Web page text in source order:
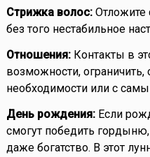
Стрижка волос:Отложите
без того нестабильное
Отношения:Контакты в
возможности,
необходимости или с
День рождения:Если
смогут победить
даже богатство. В этот